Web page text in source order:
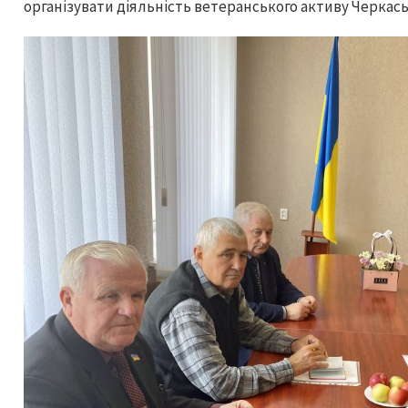
організувати діяльність ветеранського активу